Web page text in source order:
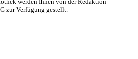
werden Ihnen von der Redaktion
zur Verfügung gestellt.